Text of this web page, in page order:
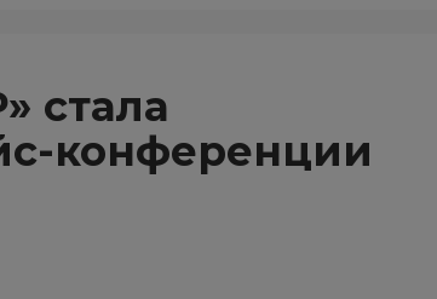
стала
конференции